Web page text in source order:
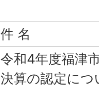
件 名
令和4年度福津
決算の認定につ